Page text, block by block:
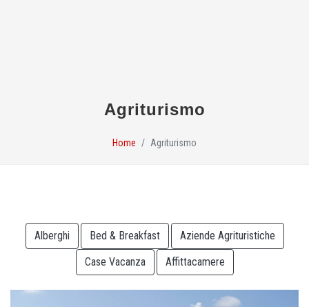
Agriturismo
Home Agriturismo
Alberghi Bed & Breakfast
Aziende Agrituristiche
Case Vacanza
Affittacamere